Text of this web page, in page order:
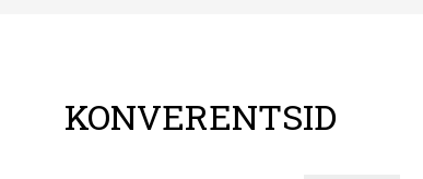
KONVERENTSID